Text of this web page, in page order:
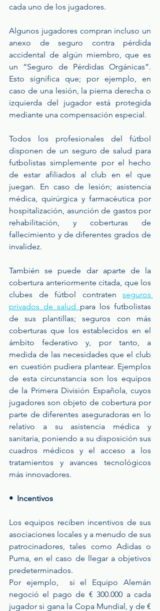
cada uno de los jugadores.
Algunos jugadores compran incluso un
anexo de seguro contra pérdida
accidental de algún miembro, que es
un “Seguro de Pérdidas Orgánicas”.
Esto significa que; por ejemplo, en
caso de una lesión, la pierna derecha o
izquierda del jugador está protegida
mediante una compensación especial.
Todos los profesionales del fútbol
disponen de un seguro de salud para
futbolistas simplemente por el hecho
de estar afiliados al club en el que
juegan. En caso de lesión; asistencia
médica, quirúrgica y farmacéutica por
hospitalización, asunción de gastos por
rehabilitación, y coberturas de
fallecimiento y de diferentes grados de
invalidez.
También se puede dar aparte de la
cobertura anteriormente citada, que los
clubes de fútbol contraten seguros
privados de salud para los futbolistas
de sus plantillas; seguros con más
coberturas que los establecidos en el
ámbito federativo y, por tanto, a
medida de las necesidades que el club
en cuestión pudiera plantear. Ejemplos
de esta circunstancia son los equipos
de la Primera División Española, cuyos
jugadores son objeto de cobertura por
parte de diferentes aseguradoras en lo
relativo a su asistencia médica y
sanitaria, poniendo a su disposición sus
cuadros médicos y el acceso a los
tratamientos y avances tecnológicos
más innovadores.
•  Incentivos
Los equipos reciben incentivos de sus
asociaciones locales y a menudo de sus
patrocinadores, tales como Adidas o
Puma, en el caso de llegar a objetivos
predeterminados.
Por ejemplo,  si el Equipo Alemán
negoció el pago de € 300.000 a cada
jugador si gana la Copa Mundial, y de €